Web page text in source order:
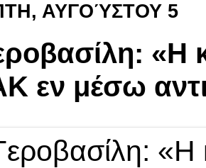
ΑΥΓΟΎΣΤΟΥ 5
«Η
εν μέσω